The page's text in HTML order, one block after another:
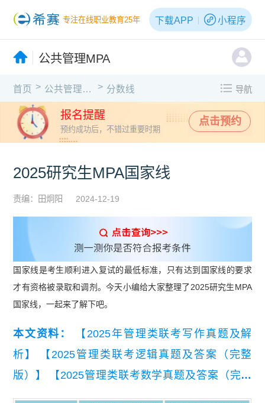
专注在线职业教育25年 下载APP 小程序
公共管理MPA
首页 > 公共管理MPA > 分数线 导航
报名提醒
预约成功后，不错过重要时期
点击预约
2025研究生MPA国家线
责编：田炯阳 2024-12-19
国家线是考生顺利进入复试的最低标准，只有达到国家线的要求
才有资格被录取和调剂。今天小编给大家整理了2025研究生MPA
国家线，一起来了解下吧。
本文资料：
【2025年管理类联考写作真题及解
析】
【2025管理类联考逻辑真题及答案（完整
版）】
【2025管理类联考数学真题及答案（完整
版）】